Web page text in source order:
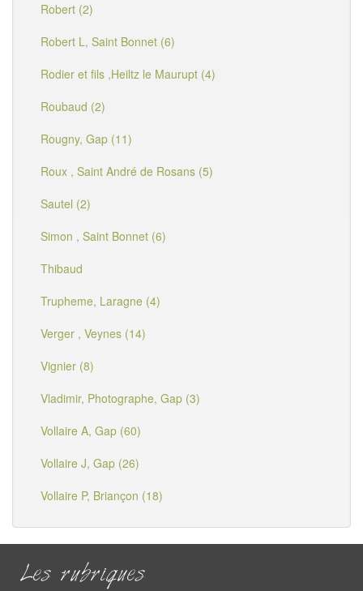
Robert (2)
Robert L, Saint Bonnet (6)
Rodier et fils ,Heiltz le Maurupt (4)
Roubaud (2)
Rougny, Gap (11)
Roux , Saint André de Rosans (5)
Sautel (2)
Simon , Saint Bonnet (6)
Thibaud
Trupheme, Laragne (4)
Verger , Veynes (14)
Vignier (8)
Vladimir, Photographe, Gap (3)
Vollaire A, Gap (60)
Vollaire J, Gap (26)
Vollaire P, Briançon (18)
Les rubriques